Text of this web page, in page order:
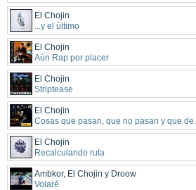
El Chojin
...y el último
El Chojin
Aún Rap por placer
El Chojin
Striptease
El Chojin
Cosas que pasan, que no pasan y que de...
El Chojin
Recalculando ruta
Ambkor, El Chojin y Droow
Volaré